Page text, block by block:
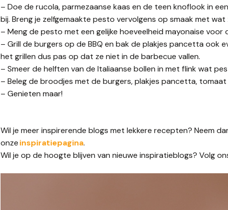
– Doe de rucola, parmezaanse kaas en de teen knoflook in
bij. Breng je zelfgemaakte pesto vervolgens op smaak met
– Meng de pesto met een gelijke hoeveelheid mayonaise voor
– Grill de burgers op de BBQ en bak de plakjes pancetta ook
het grillen dus pas op dat ze niet in de barbecue vallen.
– Smeer de helften van de Italiaanse bollen in met flink wat
– Beleg de broodjes met de burgers, plakjes pancetta, tomaat
– Genieten maar!
Wil je meer inspirerende blogs met lekkere recepten? Neem
onzeinspiratiepagina.
Wil je op de hoogte blijven van nieuwe inspiratieblogs? Volg